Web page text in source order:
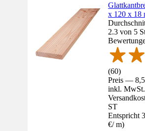
x 120 x 18
2.3 von 5
(60)
Preis —
inkl.
ST
Entspricht
€/ m)